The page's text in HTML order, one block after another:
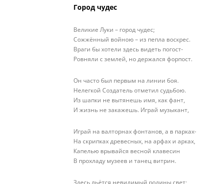
Город чудес
Великие Луки – город чудес;
Сожжённый войною – из пепла воскрес.
Враги бы хотели здесь видеть погост-
Ровняли с землей, но держался форпост.
Он часто был первым на линии боя.
Нелегкой Создатель отметил судьбою.
Из шапки не вытянешь имя, как фант,
И жизнь не закажешь. Играй музыкант,
Играй на валторнах фонтанов, а в парках-
На скрипках древесных, на арфах и арках,
Капелью врывайся весной клавесин
В прохладу музеев и танец витрин.
Здесь льётся невидимый родины свет;